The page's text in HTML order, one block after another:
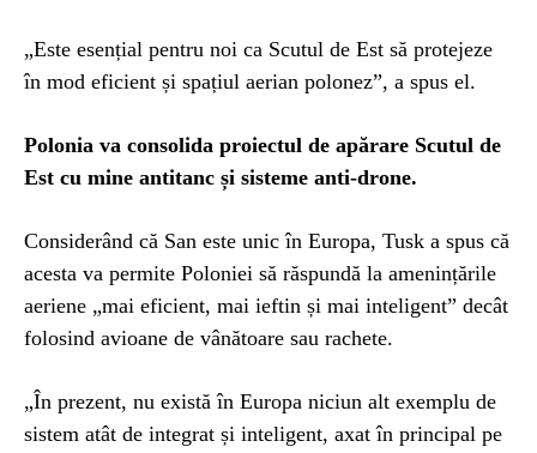
„Este esențial pentru noi ca Scutul de Est să protejeze
în mod eficient și spațiul aerian polonez”, a spus el.
Polonia va consolida proiectul de apărare Scutul de
Est cu mine antitanc și sisteme anti-drone.
Considerând că San este unic în Europa, Tusk a spus că
acesta va permite Poloniei să răspundă la amenințările
aeriene „mai eficient, mai ieftin și mai inteligent” decât
folosind avioane de vânătoare sau rachete.
„În prezent, nu există în Europa niciun alt exemplu de
sistem atât de integrat și inteligent, axat în principal pe